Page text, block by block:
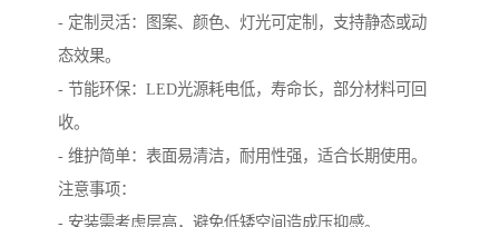
- 定制灵活：图案、颜色、灯光可定制，支持静态或动
态效果。
- 节能环保：LED光源耗电低，寿命长，部分材料可回
收。
- 维护简单：表面易清洁，耐用性强，适合长期使用。
注意事项：
- 安装需考虑层高，避免低矮空间造成压抑感。